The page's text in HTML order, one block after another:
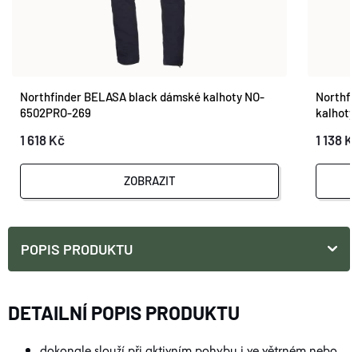
Northfinder BELASA black dámské kalhoty NO-
6502PRO-269
1 618 Kč
ZOBRAZIT
kalhoty
1 138
POPIS PRODUKTU
DETAILNÍ POPIS PRODUKTU